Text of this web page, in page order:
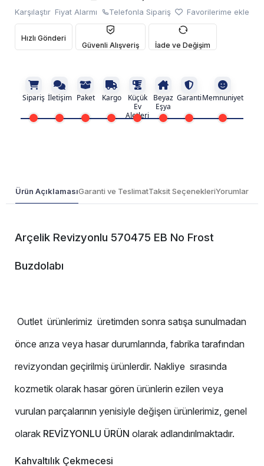
Karşılaştır Fiyat Alarmı Telefonla Sipariş Favorilerime ekle
Hızlı Gönderi
Güvenli Alışveriş
İade ve Değişim
Sipariş İletişim Paket Kargo
Küçük
Ev
Aletleri
Beyaz
Eşya
GarantiMemnuniyet
Ürün AçıklamasıGaranti ve TeslimatTaksit SeçenekleriYorumlar
Arçelik Revizyonlu 570475 EB No Frost
Buzdolabı
Outlet ürünlerimiz üretimden sonra satışa sunulmadan
önce arıza veya hasar durumlarında, fabrika tarafından
revizyondan geçirilmiş ürünlerdir. Nakliye sırasında
kozmetik olarak hasar gören ürünlerin ezilen veya
vurulan parçalarının yenisiyle değişen ürünlerimiz, genel
olarak REVİZYONLU ÜRÜN olarak adlandırılmaktadır.
Kahvaltılık Çekmecesi